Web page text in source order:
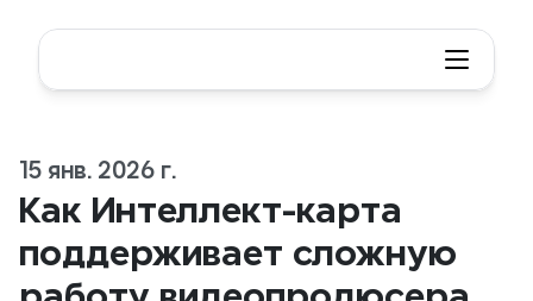
15 янв. 2026 г.
Как Интеллект-карта
поддерживает сложную